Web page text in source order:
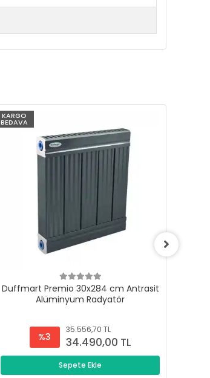
KARGO
BEDAVA
Duffmart Premio 30x284 cm Antrasit
Alüminyum Radyatör
%3
35.556,70 TL
34.490,00 TL
Sepete Ekle